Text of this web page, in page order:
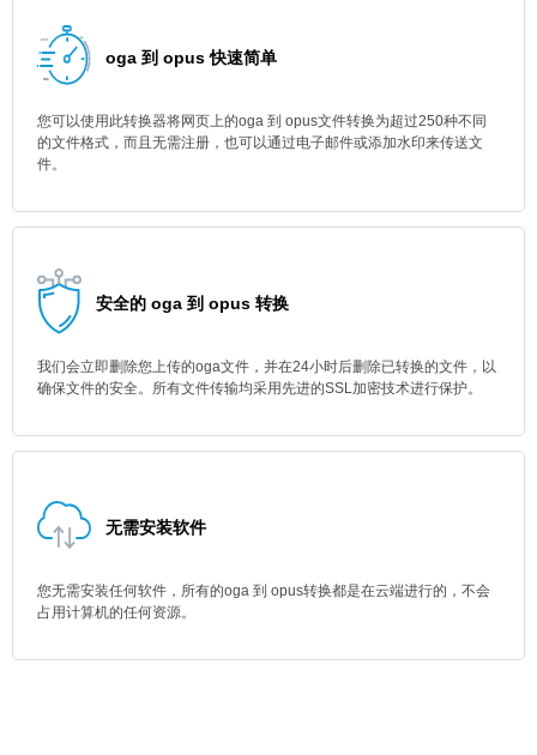
oga 到 opus 快速简单
您可以使用此转换器将网页上的oga 到 opus文件转换为超过250种不同
的文件格式，而且无需注册，也可以通过电子邮件或添加水印来传送文
件。
安全的 oga 到 opus 转换
我们会立即删除您上传的oga文件，并在24小时后删除已转换的文件，以
确保文件的安全。所有文件传输均采用先进的SSL加密技术进行保护。
无需安装软件
您无需安装任何软件，所有的oga 到 opus转换都是在云端进行的，不会
占用计算机的任何资源。